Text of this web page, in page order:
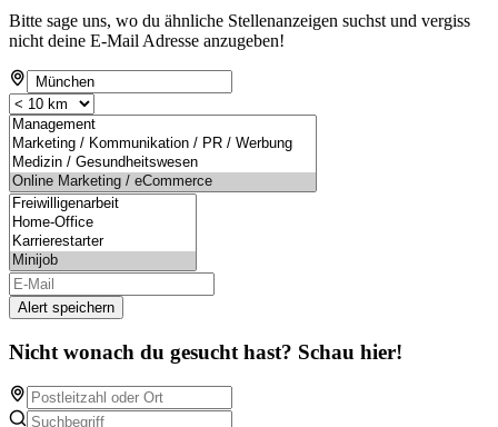
Bitte sage uns, wo du ähnliche Stellenanzeigen suchst und vergiss
nicht deine E-Mail Adresse anzugeben!
Alert speichern
Nicht wonach du gesucht hast? Schau hier!